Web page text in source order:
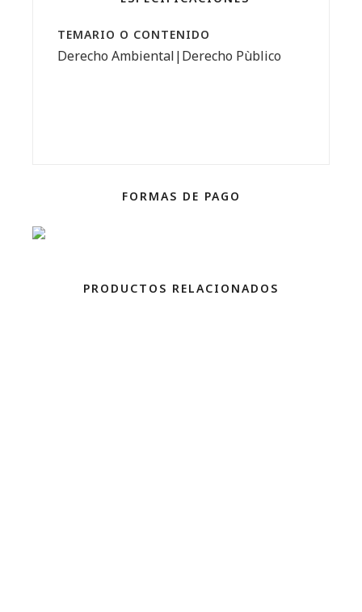
TEMARIO O CONTENIDO
Derecho Ambiental|Derecho Pùblico
FORMAS DE PAGO
PRODUCTOS RELACIONADOS